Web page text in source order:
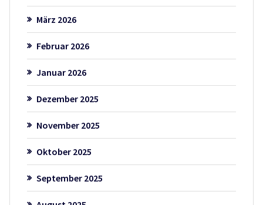
März 2026
Februar 2026
Januar 2026
Dezember 2025
November 2025
Oktober 2025
September 2025